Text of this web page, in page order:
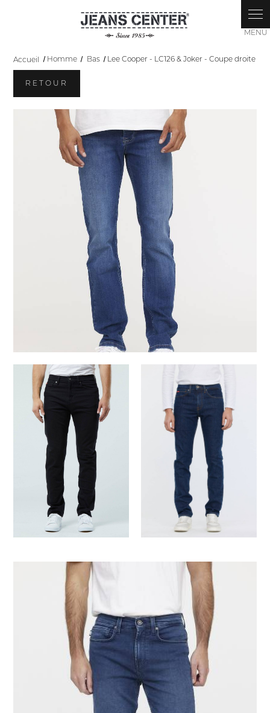
Accueil Homme Bas Lee Cooper - LC126 & Joker - Coupe droite
RETOUR